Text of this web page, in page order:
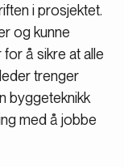
i prosjektet.
og kunne
å sikre at alle
trenger
byggeteknikk
med å jobbe